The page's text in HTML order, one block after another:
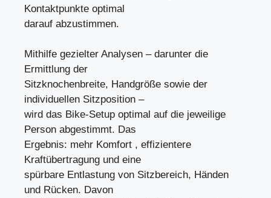
Kontaktpunkte optimal
darauf abzustimmen.
Mithilfe gezielter Analysen – darunter die
Ermittlung der
Sitzknochenbreite, Handgröße sowie der
individuellen Sitzposition –
wird das Bike-Setup optimal auf die jeweilige
Person abgestimmt. Das
Ergebnis: mehr Komfort , effizientere
Kraftübertragung und eine
spürbare Entlastung von Sitzbereich, Händen
und Rücken. Davon